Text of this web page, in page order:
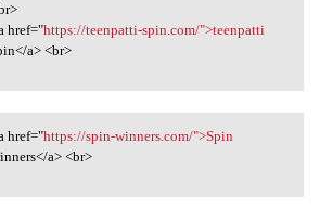
href="https://teenpatti-spin.com/">teenpatti
a> <br>
spin-winners
href="https://spin-winners.com/">Spin
a> <br>